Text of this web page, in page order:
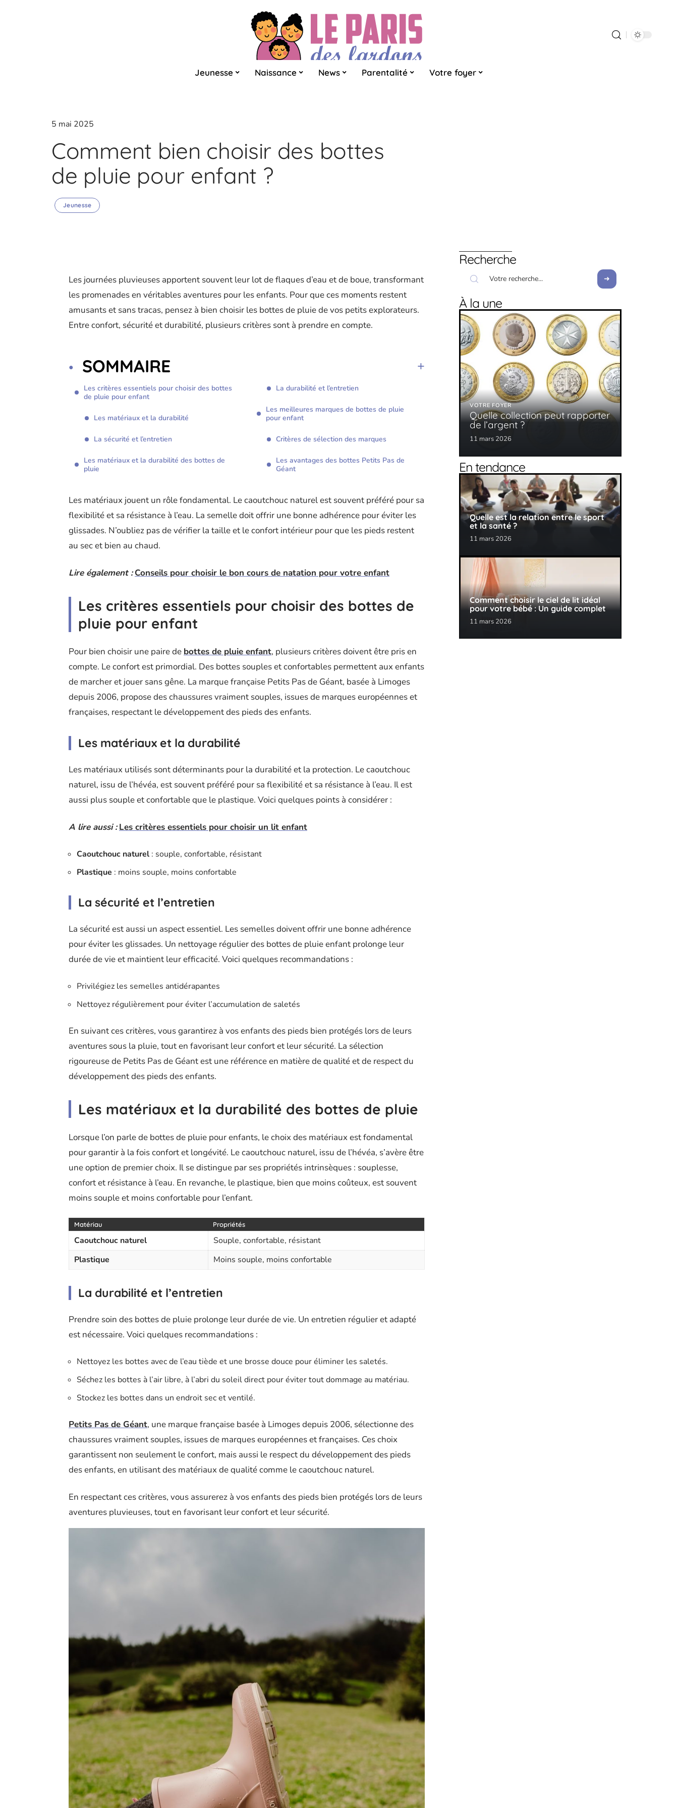
Jeunesse Naissance News Parentalité Votre foyer
5 mai 2025
Comment bien choisir des bottes
de pluie pour enfant ?
Jeunesse
Les journées pluvieuses apportent souvent leur lot de flaques d’eau et de boue, transformant
les promenades en véritables aventures pour les enfants. Pour que ces moments restent
amusants et sans tracas, pensez à bien choisir les bottes de pluie de vos petits explorateurs.
Entre confort, sécurité et durabilité, plusieurs critères sont à prendre en compte.
SOMMAIRE
Les critères essentiels pour choisir des bottes
de pluie pour enfant
Les matériaux et la durabilité
La sécurité et l’entretien
Les matériaux et la durabilité des bottes de
pluie
La durabilité et l’entretien
Les meilleures marques de bottes de pluie
pour enfant
Critères de sélection des marques
Les avantages des bottes Petits Pas de
Géant
Les matériaux jouent un rôle fondamental. Le caoutchouc naturel est souvent préféré pour sa
flexibilité et sa résistance à l’eau. La semelle doit offrir une bonne adhérence pour éviter les
glissades. N’oubliez pas de vérifier la taille et le confort intérieur pour que les pieds restent
au sec et bien au chaud.
Lire également : Conseils pour choisir le bon cours de natation pour votre enfant
Les critères essentiels pour choisir des bottes de
pluie pour enfant
Pour bien choisir une paire de bottes de pluie enfant, plusieurs critères doivent être pris en
compte. Le confort est primordial. Des bottes souples et confortables permettent aux enfants
de marcher et jouer sans gêne. La marque française Petits Pas de Géant, basée à Limoges
depuis 2006, propose des chaussures vraiment souples, issues de marques européennes et
françaises, respectant le développement des pieds des enfants.
Les matériaux et la durabilité
Les matériaux utilisés sont déterminants pour la durabilité et la protection. Le caoutchouc
naturel, issu de l’hévéa, est souvent préféré pour sa flexibilité et sa résistance à l’eau. Il est
aussi plus souple et confortable que le plastique. Voici quelques points à considérer :
A lire aussi : Les critères essentiels pour choisir un lit enfant
Caoutchouc naturel : souple, confortable, résistant
Plastique : moins souple, moins confortable
La sécurité et l’entretien
La sécurité est aussi un aspect essentiel. Les semelles doivent offrir une bonne adhérence
pour éviter les glissades. Un nettoyage régulier des bottes de pluie enfant prolonge leur
durée de vie et maintient leur efficacité. Voici quelques recommandations :
Privilégiez les semelles antidérapantes
Nettoyez régulièrement pour éviter l’accumulation de saletés
En suivant ces critères, vous garantirez à vos enfants des pieds bien protégés lors de leurs
aventures sous la pluie, tout en favorisant leur confort et leur sécurité. La sélection
rigoureuse de Petits Pas de Géant est une référence en matière de qualité et de respect du
développement des pieds des enfants.
Les matériaux et la durabilité des bottes de pluie
Lorsque l’on parle de bottes de pluie pour enfants, le choix des matériaux est fondamental
pour garantir à la fois confort et longévité. Le caoutchouc naturel, issu de l’hévéa, s’avère être
une option de premier choix. Il se distingue par ses propriétés intrinsèques : souplesse,
confort et résistance à l’eau. En revanche, le plastique, bien que moins coûteux, est souvent
moins souple et moins confortable pour l’enfant.
Matériau Propriétés
Caoutchouc naturel
Souple, confortable, résistant
Plastique
Moins souple, moins confortable
La durabilité et l’entretien
Prendre soin des bottes de pluie prolonge leur durée de vie. Un entretien régulier et adapté
est nécessaire. Voici quelques recommandations :
Nettoyez les bottes avec de l’eau tiède et une brosse douce pour éliminer les saletés.
Séchez les bottes à l’air libre, à l’abri du soleil direct pour éviter tout dommage au matériau.
Stockez les bottes dans un endroit sec et ventilé.
Petits Pas de Géant, une marque française basée à Limoges depuis 2006, sélectionne des
chaussures vraiment souples, issues de marques européennes et françaises. Ces choix
garantissent non seulement le confort, mais aussi le respect du développement des pieds
des enfants, en utilisant des matériaux de qualité comme le caoutchouc naturel.
En respectant ces critères, vous assurerez à vos enfants des pieds bien protégés lors de leurs
aventures pluvieuses, tout en favorisant leur confort et leur sécurité.
Recherche
À la une
VOTRE FOYER
Quelle collection peut rapporter
de l’argent ?
11 mars 2026
En tendance
Quelle est la relation entre le sport
et la santé ?
11 mars 2026
Comment choisir le ciel de lit idéal
pour votre bébé : Un guide complet
11 mars 2026